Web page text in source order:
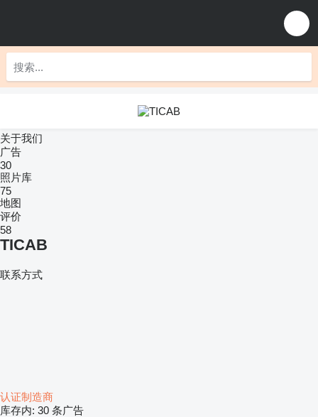
关于我们
广告
30
照片库
75
地图
评价
58
TICAB
联系方式
认证制造商
库存内: 30 条广告